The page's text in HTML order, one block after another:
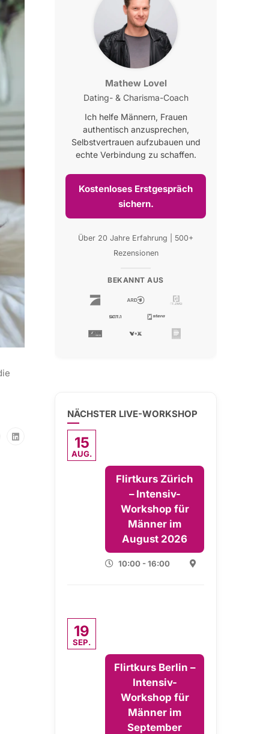
Mathew Lovel
Dating- & Charisma-Coach
Ich helfe Männern, Frauen
authentisch anzusprechen,
Selbstvertrauen aufzubauen und
echte Verbindung zu schaffen.
Kostenloses Erstgespräch
sichern.
Über 20 Jahre Erfahrung | 500+
Rezensionen
BEKANNT AUS
NÄCHSTER LIVE-WORKSHOP
15
AUG.
Flirtkurs Zürich
– Intensiv-
Workshop für
Männer im
August 2026
10:00 - 16:00
19
SEP.
Flirtkurs Berlin –
Intensiv-
Workshop für
Männer im
September